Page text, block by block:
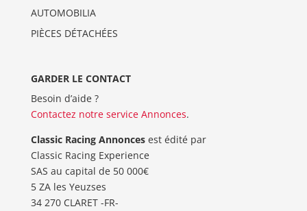
AUTOMOBILIA
PIÈCES DÉTACHÉES
GARDER LE CONTACT
Besoin d’aide ?
Contactez notre service Annonces.
Classic Racing Annoncesest édité par
Classic Racing Experience
SAS au capital de 50 000€
5 ZA les Yeuzses
34 270 CLARET -FR-